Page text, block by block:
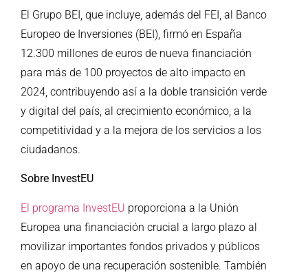
El Grupo BEI, que incluye, además del FEI, al Banco
Europeo de Inversiones (BEI), firmó en España
12.300 millones de euros de nueva financiación
para más de 100 proyectos de alto impacto en
2024, contribuyendo así a la doble transición verde
y digital del país, al crecimiento económico, a la
competitividad y a la mejora de los servicios a los
ciudadanos.
Sobre InvestEU
El programa InvestEU proporciona a la Unión
Europea una financiación crucial a largo plazo al
movilizar importantes fondos privados y públicos
en apoyo de una recuperación sostenible. También